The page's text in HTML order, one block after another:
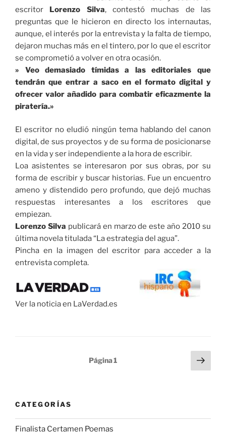
escritor Lorenzo Silva, contestó muchas de las
preguntas que le hicieron en directo los internautas,
aunque, el interés por la entrevista y la falta de tiempo,
dejaron muchas más en el tintero, por lo que el escritor
se comprometió a volver en otra ocasión.
» Veo demasiado tímidas a las editoriales que
tendrán que entrar a saco en el formato digital y
ofrecer valor añadido para combatir eficazmente la
piratería.»
El escritor no eludió ningún tema hablando del canon
digital, de sus proyectos y de su forma de posicionarse
en la vida y ser independiente a la hora de escribir.
Loa asistentes se interesaron por sus obras, por su
forma de escribir y buscar historias. Fue un encuentro
ameno y distendido pero profundo, que dejó muchas
respuestas interesantes a los escritores que
empiezan.
Lorenzo Silva publicará en marzo de este año 2010 su
última novela titulada “La estrategia del agua”.
Pincha en la imagen del escritor para acceder a la
entrevista completa.
Ver la noticia en LaVerdad.es
Página1
CATEGORÍAS
Finalista Certamen Poemas